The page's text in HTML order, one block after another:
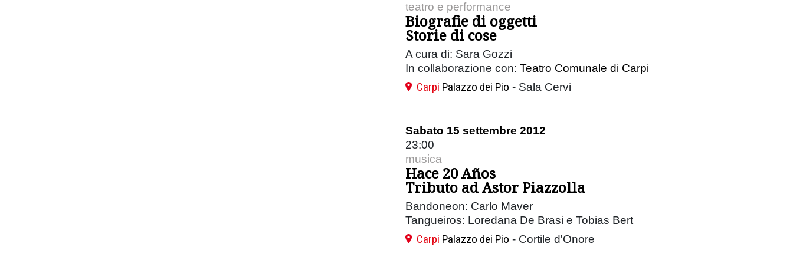
teatro e performance
Biografie di oggetti
Storie di cose
A cura di: Sara Gozzi
In collaborazione con: Teatro Comunale di Carpi
Carpi Palazzo dei Pio - Sala Cervi
Sabato 15 settembre 2012
23:00
musica
Hace 20 Años
Tributo ad Astor Piazzolla
Bandoneon: Carlo Maver
Tangueiros: Loredana De Brasi e Tobias Bert
Carpi Palazzo dei Pio - Cortile d'Onore